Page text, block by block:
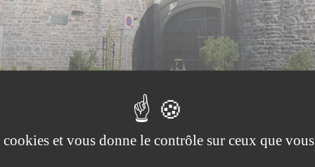
et vous donne le contrôle sur ceux que